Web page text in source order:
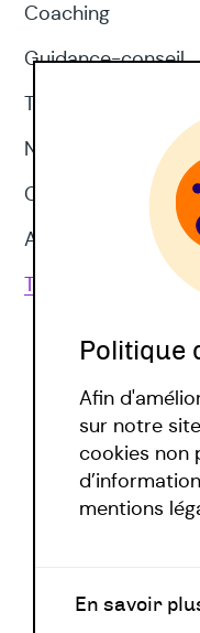
Coaching
Guidance-conseil
Thérapie
Neuropsychologie
CNV
Approches
Toutes les
Politique
Afin
sur notre
cookies non
mentions
En savoir